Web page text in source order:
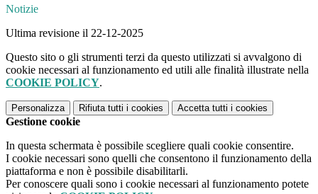
Notizie
Ultima revisione il 22-12-2025
Questo sito o gli strumenti terzi da questo utilizzati si avvalgono di
cookie necessari al funzionamento ed utili alle finalità illustrate nella
COOKIE POLICY.
Personalizza Rifiuta tutti i cookies Accetta tutti i cookies
Gestione cookie
In questa schermata è possibile scegliere quali cookie consentire.
I cookie necessari sono quelli che consentono il funzionamento della
piattaforma e non è possibile disabilitarli.
Per conoscere quali sono i cookie necessari al funzionamento potete